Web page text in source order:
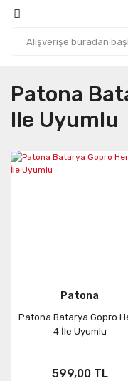
Patona
Ile Uyumlu
Patona
Patona Batarya Gopro
4 İle Uyumlu
599,00 TL